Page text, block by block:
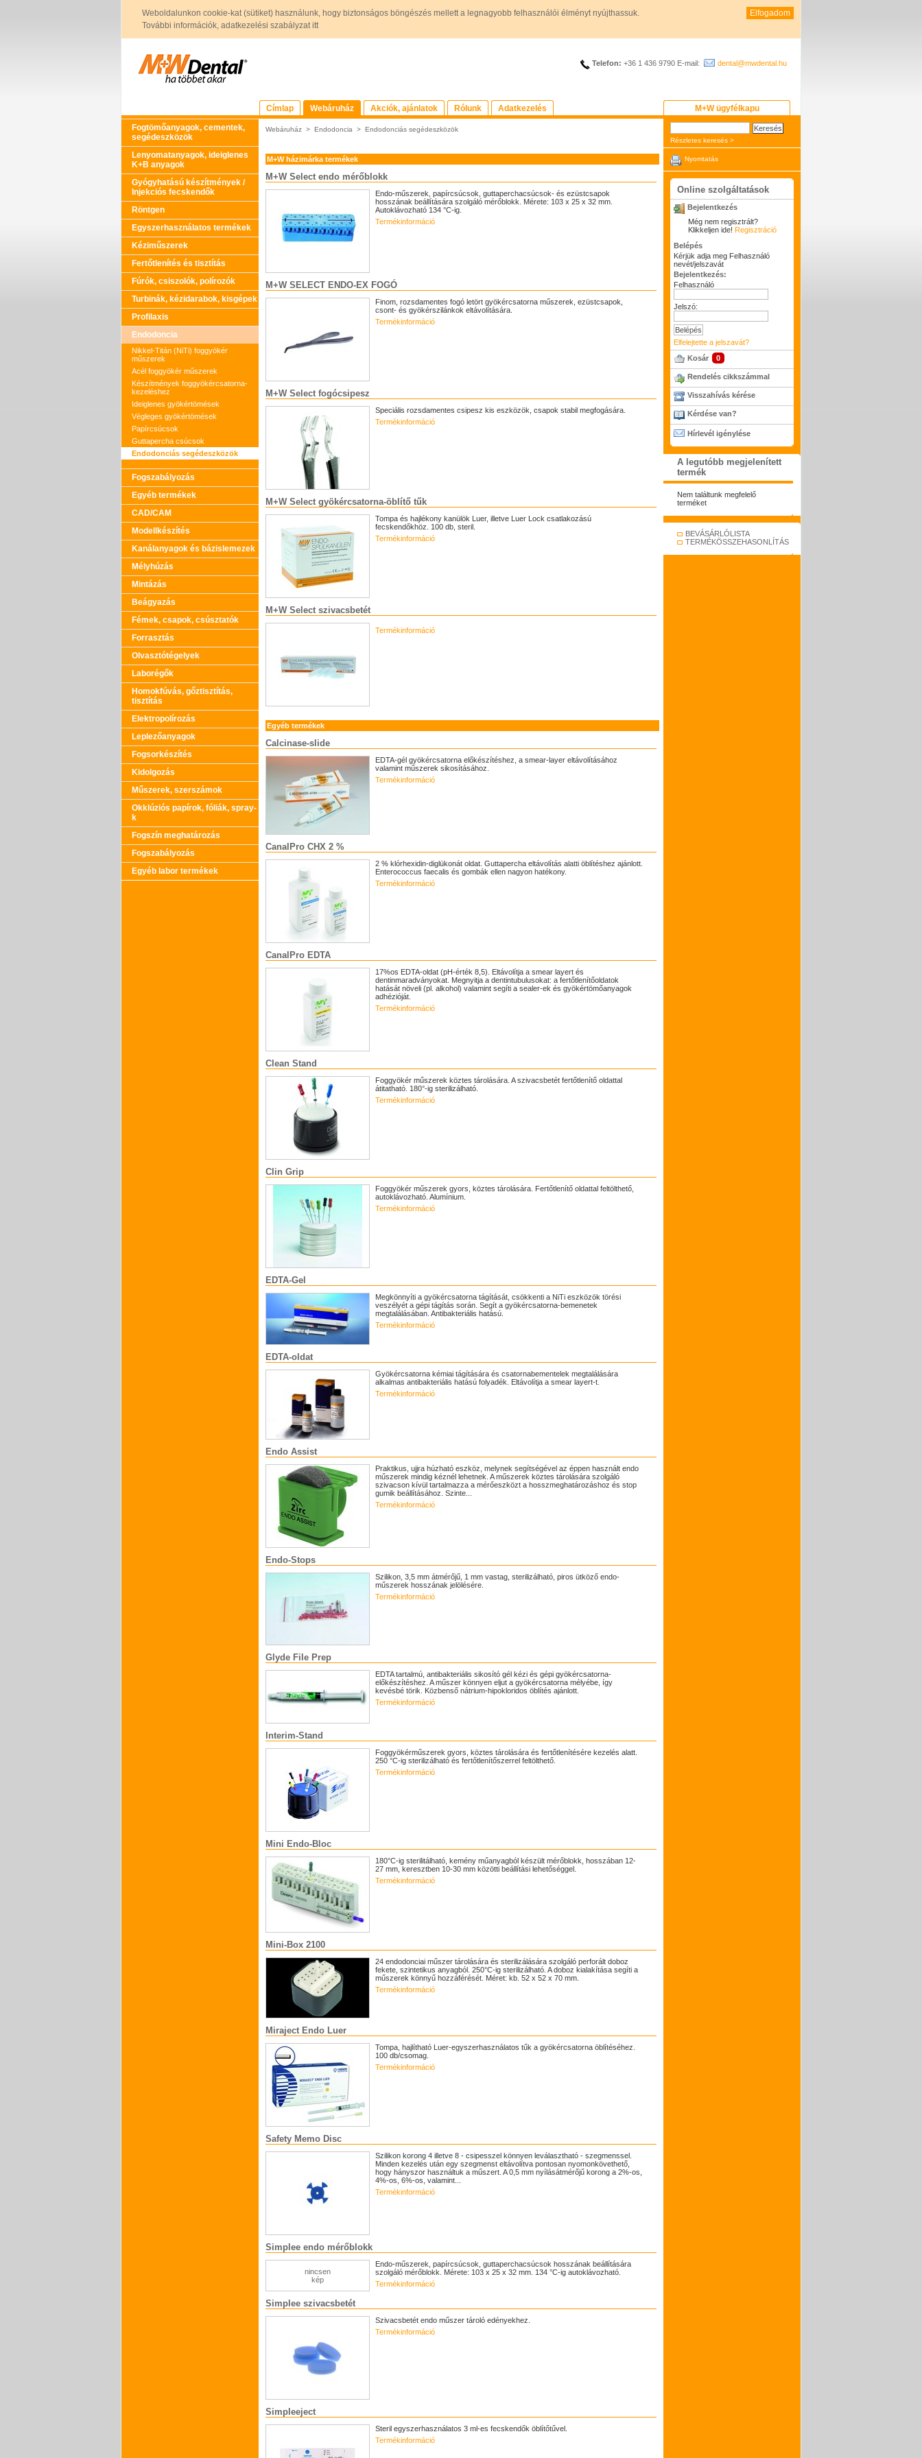
Weboldalunkon cookie-kat (sütiket) használunk, hogy biztonságos böngészés mellett a legnagyobb felhasználói élményt nyújthassuk.
További információk, adatkezelési szabályzat itt
Elfogadom
Telefon: +36 1 436 9790 E-mail: dental@mwdental.hu
Címlap Webáruház Akciók, ajánlatok Rólunk Adatkezelés
M+W ügyfélkapu
Fogtömőanyagok, cementek,
segédeszközök
Lenyomatanyagok, ideiglenes
K+B anyagok
Gyógyhatású készítmények /
Injekciós fecskendők
Röntgen
Egyszerhasználatos termékek
Kéziműszerek
Fertőtlenítés és tisztítás
Fúrók, csiszolók, polírozók
Turbinák, kézidarabok, kisgépek
Profilaxis
Endodoncia
Nikkel-Titán (NiTi) foggyökér
műszerek
Acél foggyökér műszerek
Készítmények foggyökércsatorna-
kezeléshez
Ideiglenes gyökértömések
Végleges gyökértömések
Papírcsúcsok
Guttapercha csúcsok
Endodonciás segédeszközök
Fogszabályozás
Egyéb termékek
CAD/CAM
Modellkészítés
Kanálanyagok és bázislemezek
Mélyhúzás
Mintázás
Beágyazás
Fémek, csapok, csúsztatók
Forrasztás
Olvasztótégelyek
Laborégők
Homokfúvás, gőztisztítás,
tisztítás
Elektropolírozás
Leplezőanyagok
Fogsorkészítés
Kidolgozás
Műszerek, szerszámok
Okklúziós papírok, fóliák, spray-
k
Fogszín meghatározás
Fogszabályozás
Egyéb labor termékek
Webáruház > Endodoncia > Endodonciás segédeszközök
M+W házimárka termékek
M+W Select endo mérőblokk
Endo-műszerek, papírcsúcsok, guttaperchacsúcsok- és ezüstcsapok
hosszának beállítására szolgáló mérőblokk. Mérete: 103 x 25 x 32 mm.
Autoklávozható 134 °C-ig.
Termékinformáció
M+W SELECT ENDO-EX FOGÓ
Finom, rozsdamentes fogó letört gyökércsatorna műszerek, ezüstcsapok,
csont- és gyökérszilánkok eltávolítására.
Termékinformáció
M+W Select fogócsipesz
Speciális rozsdamentes csipesz kis eszközök, csapok stabil megfogására.
Termékinformáció
M+W Select gyökércsatorna-öblítő tűk
Tompa és hajlékony kanülök Luer, illetve Luer Lock csatlakozású
fecskendőkhöz. 100 db, steril.
Termékinformáció
M+W Select szivacsbetét
Termékinformáció
Egyéb termékek
Calcinase-slide
EDTA-gél gyökércsatorna előkészítéshez, a smear-layer eltávolításához
valamint műszerek sikosításához.
Termékinformáció
CanalPro CHX 2 %
2 % klórhexidin-diglükonát oldat. Guttapercha eltávolítás alatti öblítéshez ajánlott.
Enterococcus faecalis és gombák ellen nagyon hatékony.
Termékinformáció
CanalPro EDTA
17%os EDTA-oldat (pH-érték 8,5). Eltávolítja a smear layert és
dentinmaradványokat. Megnyitja a dentintubulusokat: a fertőtlenítőoldatok
hatását növeli (pl. alkohol) valamint segíti a sealer-ek és gyökértömőanyagok
adhézióját.
Termékinformáció
Clean Stand
Foggyökér műszerek köztes tárolására. A szivacsbetét fertőtlenítő oldattal
átitatható. 180°-ig sterilizálható.
Termékinformáció
Clin Grip
Foggyökér műszerek gyors, köztes tárolására. Fertőtlenítő oldattal feltölthető,
autoklávozható. Alumínium.
Termékinformáció
EDTA-Gel
Megkönnyíti a gyökércsatorna tágítását, csökkenti a NiTi eszközök törési
veszélyét a gépi tágítás során. Segít a gyökércsatorna-bemenetek
megtalálásában. Antibakteriális hatású.
Termékinformáció
EDTA-oldat
Gyökércsatorna kémiai tágítására és csatornabementelek megtalálására
alkalmas antibakteriális hatású folyadék. Eltávolítja a smear layert-t.
Termékinformáció
Endo Assist
Praktikus, ujjra húzható eszköz, melynek segítségével az éppen használt endo
műszerek mindig kéznél lehetnek. A műszerek köztes tárolására szolgáló
szivacson kívül tartalmazza a mérőeszközt a hosszmeghatározáshoz és stop
gumik beállításához. Szinte...
Termékinformáció
Endo-Stops
Szilikon, 3,5 mm átmérőjű, 1 mm vastag, sterilizálható, piros ütköző endo-
műszerek hosszának jelölésére.
Termékinformáció
Glyde File Prep
EDTA tartalmú, antibakteriális sikosító gél kézi és gépi gyökércsatorna-
előkészítéshez. A műszer könnyen eljut a gyökércsatorna mélyébe, így
kevésbé törik. Közbenső nátrium-hipokloridos öblítés ajánlott.
Termékinformáció
Interim-Stand
Foggyökérműszerek gyors, köztes tárolására és fertőtlenítésére kezelés alatt.
250 °C-ig sterilizálható és fertőtlenítőszerrel feltölthető.
Termékinformáció
Mini Endo-Bloc
180°C-ig sterilitálható, kemény műanyagból készült mérőblokk, hosszában 12-
27 mm, keresztben 10-30 mm közötti beállítási lehetőséggel.
Termékinformáció
Mini-Box 2100
24 endodonciai műszer tárolására és sterilizálására szolgáló perforált doboz
fekete, szintetikus anyagból. 250°C-ig sterilizálható. A doboz kialakítása segíti a
műszerek könnyű hozzáférését. Méret: kb. 52 x 52 x 70 mm.
Termékinformáció
Miraject Endo Luer
Tompa, hajlítható Luer-egyszerhasználatos tűk a gyökércsatorna öblítéséhez.
100 db/csomag.
Termékinformáció
Safety Memo Disc
Szilikon korong 4 illetve 8 - csipesszel könnyen leválasztható - szegmenssel.
Minden kezelés után egy szegmenst eltávolítva pontosan nyomonkövethető,
hogy hányszor használtuk a műszert. A 0,5 mm nyílásátmérőjű korong a 2%-os,
4%-os, 6%-os, valamint...
Termékinformáció
Simplee endo mérőblokk
nincsen
kép
Endo-műszerek, papírcsúcsok, guttaperchacsúcsok hosszának beállítására
szolgáló mérőblokk. Mérete: 103 x 25 x 32 mm. 134 °C-ig autoklávozható.
Termékinformáció
Simplee szivacsbetét
Szivacsbetét endo műszer tároló edényekhez.
Termékinformáció
Simpleeject
Steril egyszerhasználatos 3 ml-es fecskendők öblítőtűvel.
Termékinformáció
Részletes keresés >
Nyomtatás
Online szolgáltatások
Bejelentkezés
Még nem regisztrált?
Klikkeljen ide! Regisztráció
Belépés
Kérjük adja meg Felhasználó
nevét/jelszavát
Bejelentkezés:
Felhasználó
Jelszó:
Elfelejtette a jelszavát?
Kosár
0
Rendelés cikkszámmal
Visszahívás kérése
Kérdése van?
Hírlevél igénylése
A legutóbb megjelenített
termék
Nem találtunk megfelelő
terméket
BEVÁSÁRLÓLISTA
TERMÉKÖSSZEHASONLÍTÁS